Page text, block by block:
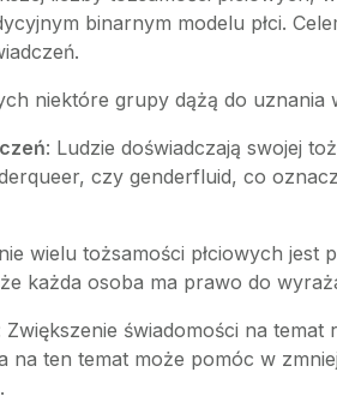
binarnym modelu płci.
niektóre grupy dążą do uznania
: Ludzie doświadczają swojej
czy genderfluid, co
wielu tożsamości płciowych jest
każda osoba ma prawo do
Zwiększenie świadomości na
na ten temat może pomóc w